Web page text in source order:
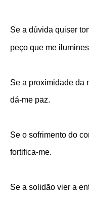
Se a dúvida quiser
peço que me
Se a proximidade da
dá-me paz.
Se o sofrimento do
fortifica-me.
Se a solidão vier a